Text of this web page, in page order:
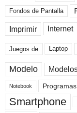
Fondos de Pantalla
Imprimir Internet
Juegos de Laptop
Modelo
Notebook Programas
Smartphone